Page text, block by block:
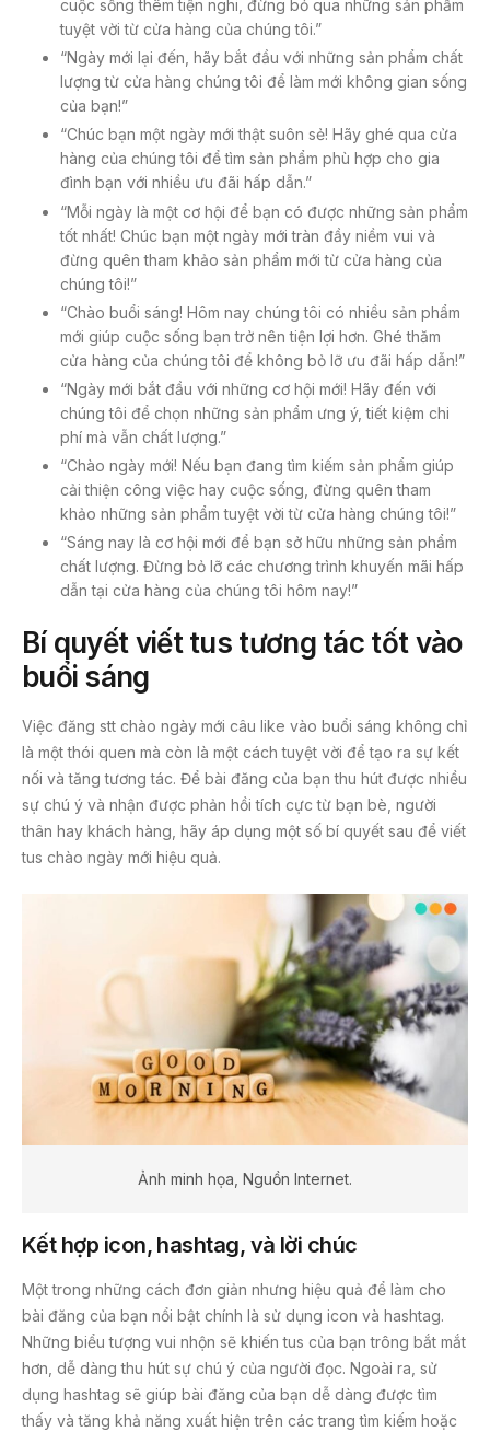
cuộc sống thêm tiện nghi, đừng bỏ qua những sản phẩm
tuyệt vời từ cửa hàng của chúng tôi.”
“Ngày mới lại đến, hãy bắt đầu với những sản phẩm chất
lượng từ cửa hàng chúng tôi để làm mới không gian sống
của bạn!”
“Chúc bạn một ngày mới thật suôn sẻ! Hãy ghé qua cửa
hàng của chúng tôi để tìm sản phẩm phù hợp cho gia
đình bạn với nhiều ưu đãi hấp dẫn.”
“Mỗi ngày là một cơ hội để bạn có được những sản phẩm
tốt nhất! Chúc bạn một ngày mới tràn đầy niềm vui và
đừng quên tham khảo sản phẩm mới từ cửa hàng của
chúng tôi!”
“Chào buổi sáng! Hôm nay chúng tôi có nhiều sản phẩm
mới giúp cuộc sống bạn trở nên tiện lợi hơn. Ghé thăm
cửa hàng của chúng tôi để không bỏ lỡ ưu đãi hấp dẫn!”
“Ngày mới bắt đầu với những cơ hội mới! Hãy đến với
chúng tôi để chọn những sản phẩm ưng ý, tiết kiệm chi
phí mà vẫn chất lượng.”
“Chào ngày mới! Nếu bạn đang tìm kiếm sản phẩm giúp
cải thiện công việc hay cuộc sống, đừng quên tham
khảo những sản phẩm tuyệt vời từ cửa hàng chúng tôi!”
“Sáng nay là cơ hội mới để bạn sở hữu những sản phẩm
chất lượng. Đừng bỏ lỡ các chương trình khuyến mãi hấp
dẫn tại cửa hàng của chúng tôi hôm nay!”
Bí quyết viết tus tương tác tốt vào
buổi sáng
Việc đăng stt chào ngày mới câu like vào buổi sáng không chỉ
là một thói quen mà còn là một cách tuyệt vời để tạo ra sự kết
nối và tăng tương tác. Để bài đăng của bạn thu hút được nhiều
sự chú ý và nhận được phản hồi tích cực từ bạn bè, người
thân hay khách hàng, hãy áp dụng một số bí quyết sau để viết
tus chào ngày mới hiệu quả.
Ảnh minh họa, Nguồn Internet.
Kết hợp icon, hashtag, và lời chúc
Một trong những cách đơn giản nhưng hiệu quả để làm cho
bài đăng của bạn nổi bật chính là sử dụng icon và hashtag.
Những biểu tượng vui nhộn sẽ khiến tus của bạn trông bắt mắt
hơn, dễ dàng thu hút sự chú ý của người đọc. Ngoài ra, sử
dụng hashtag sẽ giúp bài đăng của bạn dễ dàng được tìm
thấy và tăng khả năng xuất hiện trên các trang tìm kiếm hoặc